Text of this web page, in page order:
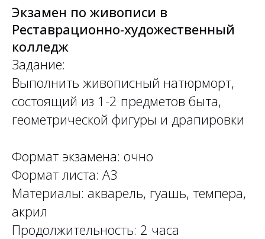
Экзамен по живописи в
Реставрационно-художественный
колледж
Задание:
Выполнить живописный натюрморт,
состоящий из 1-2 предметов быта,
геометрической фигуры и драпировки
Формат экзамена: очно
Формат листа: А3
Материалы: акварель, гуашь, темпера,
акрил
Продолжительность: 2 часа